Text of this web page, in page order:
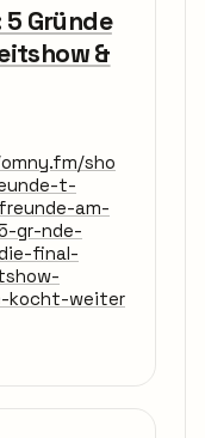
5 Gründe
&
sho
t-
am-
gr-nde-
final-
kocht-weiter